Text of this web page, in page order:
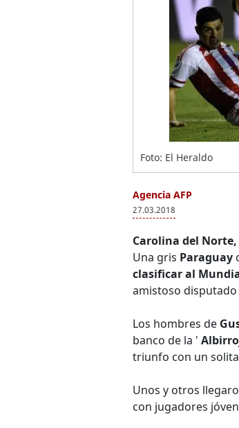
Foto: El Heraldo
Agencia AFP
27.03.2018
Carolina del
Una gris Paraguay
clasificar al
amistoso disputado
Los hombres de
banco de la '
triunfo con un
Unos y otros
con jugadores